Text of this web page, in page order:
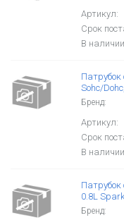
Артикул:
Срок
В
Патрубок
Sohc/
Бренд:
Артикул:
Срок
В
Патрубок
0.8L
Бренд: